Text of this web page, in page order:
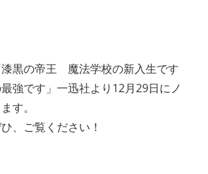
黒の帝王 魔法学校の新入生です
強です」一迅社より12月29日にノ
す。
、ご覧ください！